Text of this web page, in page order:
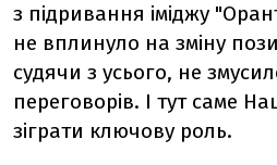
з підривання іміджу
не вплинуло на зміну
судячи з усього, не
переговорів. І тут саме
зіграти ключову роль.